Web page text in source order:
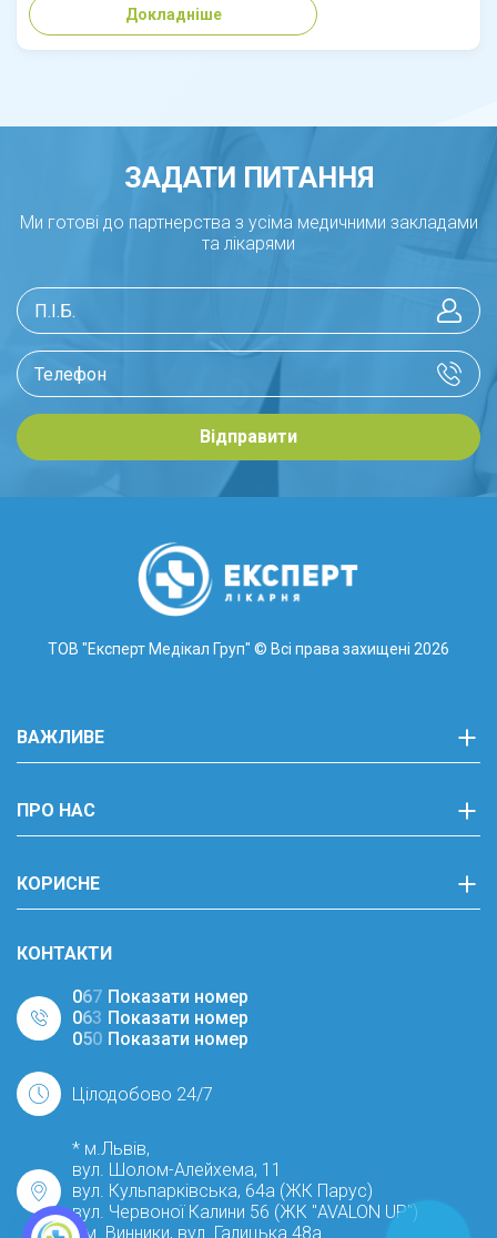
Докладніше
ЗАДАТИ ПИТАННЯ
Ми готові до партнерства з усіма медичними закладами
та лікарями
Відправити
ТОВ "Експерт Медікал Груп" © Всі права захищені 2026
ВАЖЛИВЕ
ПРО НАС
КОРИСНЕ
КОНТАКТИ
067 Показати номер
063 Показати номер
050 Показати номер
Цілодобово 24/7
* м.Львів,
вул. Шолом-Алейхема, 11
вул. Кульпарківська, 64а (ЖК Парус)
вул. Червоної Калини 56 (ЖК "AVALON UP")
* м. Винники, вул. Галицька 48а